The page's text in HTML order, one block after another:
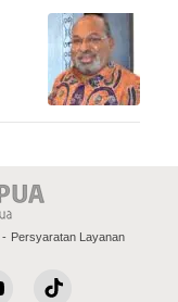
Persyaratan Layanan